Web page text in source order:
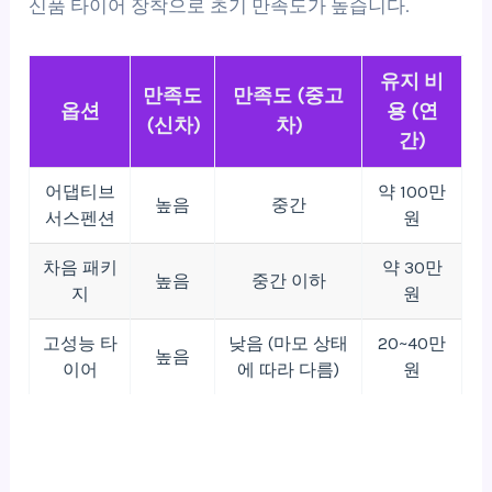
신품 타이어 장착으로 초기 만족도가 높습니다.
옵션
만족도
(신차)
만족도 (중고
차)
유지 비
용 (연
간)
어댑티브
서스펜션
높음 중간
약 100만
원
차음 패키
지
높음 중간 이하
약 30만
원
고성능 타
이어
높음
낮음 (마모 상태
에 따라 다름)
20~40만
원